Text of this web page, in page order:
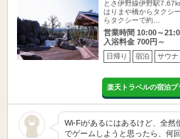
とさ伊野線伊野駅
はりまや橋からタクシ
らタクシーで約…
営業時間 10:00～
入浴料金 700円～
日帰り 宿泊 サウナ
楽天トラベルの宿泊プ
Wi-Fiがあるにはあるけど、全然
でゲームしようと思ったら、何